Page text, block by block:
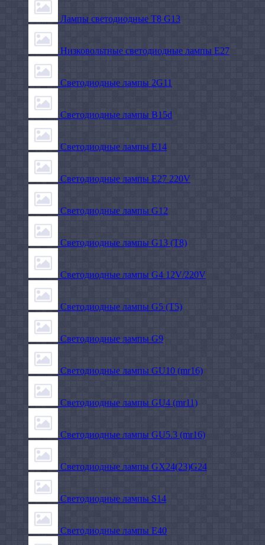
Лампы светодиодные Т8 G13
Низковольтные светодиодные лампы E27
Светодиодные лампы 2G11
Светодиодные лампы B15d
Светодиодные лампы E14
Светодиодные лампы E27 220V
Светодиодные лампы G12
Светодиодные лампы G13 (T8)
Светодиодные лампы G4 12V/220V
Светодиодные лампы G5 (T5)
Светодиодные лампы G9
Светодиодные лампы GU10 (mr16)
Светодиодные лампы GU4 (mr11)
Светодиодные лампы GU5.3 (mr16)
Светодиодные лампы GX24(23)G24
Светодиодные лампы S14
Светодиодные лампы Е40